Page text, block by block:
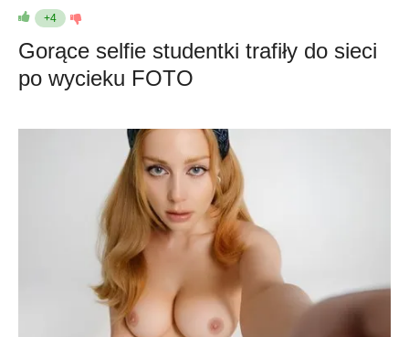
+4
Gorące selfie studentki trafiły do sieci
po wycieku FOTO